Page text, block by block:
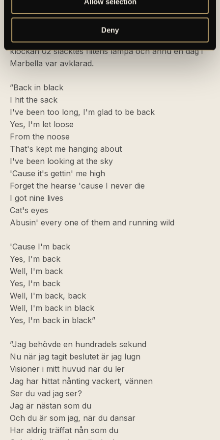
Deny
prata med ännu en i staben, denna gång Fernando
Holmqvist-Amu. Efter middagen begav jag mig upp till
rum 354 för att förbereda för de kommande dagarna
och jag blev denna kväll kvar på rummet. Strax efter
klockan 02 släcktes flitens lampa och ännu en dag i
Marbella var avklarad.
”Back in black
I hit the sack
I've been too long, I'm glad to be back
Yes, I'm let loose
From the noose
That's kept me hanging about
I've been looking at the sky
'Cause it's gettin' me high
Forget the hearse 'cause I never die
I got nine lives
Cat's eyes
Abusin' every one of them and running wild
'Cause I'm back
Yes, I'm back
Well, I'm back
Yes, I'm back
Well, I'm back, back
Well, I'm back in black
Yes, I'm back in black”
”Jag behövde en hundradels sekund
Nu när jag tagit beslutet är jag lugn
Visioner i mitt huvud när du ler
Jag har hittat nånting vackert, vännen
Ser du vad jag ser?
Jag är nästan som du
Och du är som jag, när du dansar
Har aldrig träffat nån som du